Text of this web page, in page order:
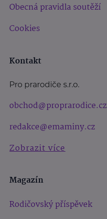
Obecná pravidla soutěží
Cookies
Kontakt
Pro prarodiče s.r.o.
obchod@proprarodice.cz
redakce@emaminy.cz
Zobrazit více
Magazín
Rodičovský příspěvek